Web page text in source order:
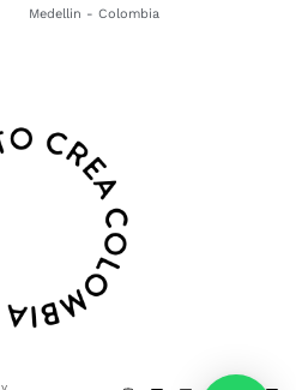
Medellin - Colombia